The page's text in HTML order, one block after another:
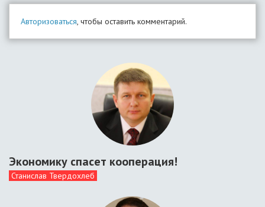
Авторизоваться, чтобы оставить комментарий.
Экономику спасет кооперация!
Станислав Твердохлеб